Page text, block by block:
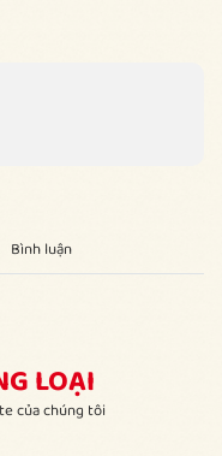
Bình luận
LOẠI
của chúng tôi